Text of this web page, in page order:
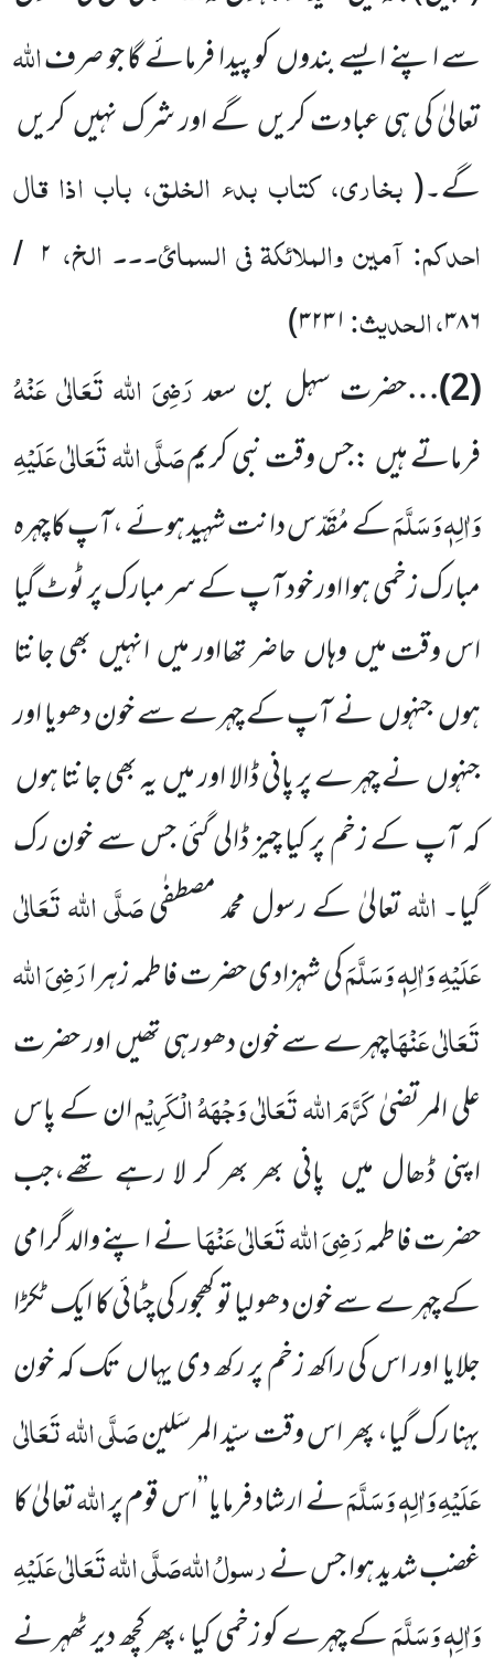
سے اپنے ایسے بندوں کو پیدا فرمائے گا جو صرفاللہ
تعالیٰ کی ہی عبادت کریں گے اور شرک نہیں کریں
گے۔( بخاری، کتاب بدء الخلق، باب اذا قال
احدکم: آمین والملائکۃ فی السمائ۔۔۔ الخ، ۲ /
۳۸۶، الحدیث:۳۲۳۱)
(2)
…حضرت سہل بن سعدرَضِیَ اللہ تَعَالٰی عَنْہُ
فرماتے ہیں :جس وقت نبی کریمصَلَّی اللہ تَعَالٰی عَلَیْہِ
وَاٰلِہٖ وَسَلَّمَکے مُقَدّس دانت شہید ہوئے ،آپ کا چہرہ
مبارک زخمی ہوا اور خود آپ کے سر مبارک پر ٹوٹ گیا
اس وقت میں وہاں حاضر تھااور میں انہیں بھی جانتا
ہوں جنہوں نے آپ کے چہرے سے خون دھویا اور
جنہوں نے چہرے پر پانی ڈالا اور میں یہ بھی جانتا ہوں
کہ آپ کے زخم پر کیا چیز ڈالی گئی جس سے خون رک
گیا۔اللہتعالیٰ کے رسول محمد مصطفٰیصَلَّی اللہ تَعَالٰی
عَلَیْہِ وَاٰلِہٖ وَسَلَّمَکی شہزادی حضرت فاطمہ زہرارَضِیَ اللہ
تَعَالٰی عَنْہَاچہرے سے خون دھو رہی تھیں اور حضرت
علی المرتضیٰکَرَّمَ اللہ تَعَالٰی وَجْہَہُ الْکَرِیْمان کے پاس
اپنی ڈھال میں پانی بھر بھر کر لا رہے تھے،جب
حضرت فاطمہرَضِیَ اللہ تَعَالٰی عَنْہَانے اپنے والد گرامی
کے چہرے سے خون دھو لیا تو کھجور کی چٹائی کا ایک ٹکڑا
جلایا اور اس کی راکھ زخم پر رکھ دی یہاں تک کہ خون
بہنا رک گیا، پھر اس وقت سیّد المرسَلینصَلَّی اللہ تَعَالٰی
عَلَیْہِ وَاٰلِہٖ وَسَلَّمَنے ارشاد فرمایا’’اس قوم پراللہتعالیٰ کا
غضب شدید ہوا جس نےرسولُ اللہصَلَّی اللہ تَعَالٰی عَلَیْہِ
وَاٰلِہٖ وَسَلَّمَکے چہرے کو زخمی کیا ،پھر کچھ دیر ٹھہرنے